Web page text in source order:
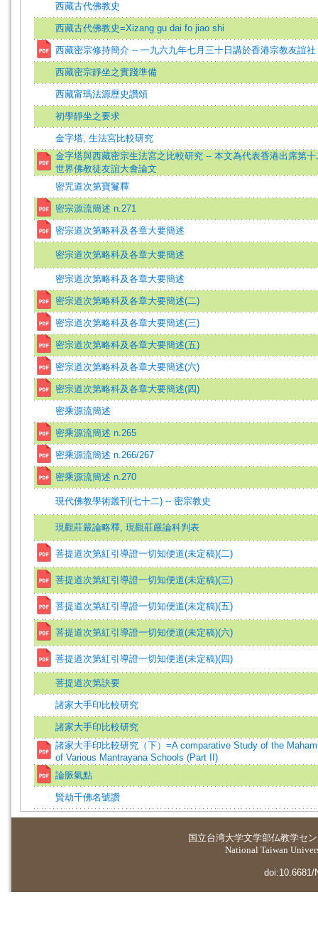
西藏古代佛教史
西藏古代佛教史=Xizang gu dai fo jiao shi
西藏密宗修持簡介 -- 一九六九年七月三十日講於香港宗教友誼社
西藏密宗靜坐之實踐準備
西藏甯瑪法源歷史讚頌
初學靜坐之要求
金字塔, 生法宮比較研究
金字塔與西藏密宗生法宮之比較研究 -- 本文為代表香港出席第十
世界佛教徒友誼大會論文
密咒道次第寶鬘釋
密宗源流簡述 n.271
密宗道次第略科及各章大要簡述
密宗道次第略科及各章大要簡述
密宗道次第略科及各章大要簡述
密宗道次第略科及各章大要簡述(二)
密宗道次第略科及各章大要簡述(三)
密宗道次第略科及各章大要簡述(五)
密宗道次第略科及各章大要簡述(六)
密宗道次第略科及各章大要簡述(四)
密乘源流簡述
密乘源流簡述 n.265
密乘源流簡述 n.266/267
密乘源流簡述 n.270
現代佛教學術叢刊(七十二) -- 密宗教史
現觀莊嚴論略釋, 現觀莊嚴論科判表
菩提道次第紅引導證一切知便道(未定稿)(二)
菩提道次第紅引導證一切知便道(未定稿)(三)
菩提道次第紅引導證一切知便道(未定稿)(五)
菩提道次第紅引導證一切知便道(未定稿)(六)
菩提道次第紅引導證一切知便道(未定稿)(四)
菩提道次第訣要
諸家大手印比較研究
諸家大手印比較研究
諸家大手印比較研究（下）=A comparative Study of the
of Various Mantrayana Schools (Part II)
論脈氣點
賢劫千佛名號讚
国立台湾大学文学部仏教学セ
National Taiwan
doi:10.6681/